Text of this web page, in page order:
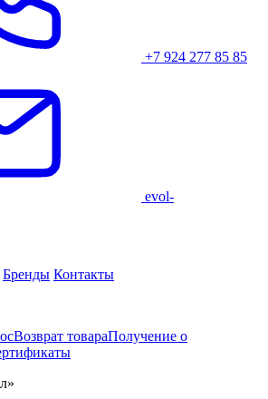
+7 924 277 85 85
evol-
Бренды Контакты
Возврат товараПолучение о